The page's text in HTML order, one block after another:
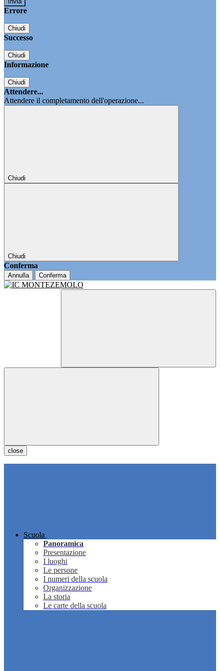
Errore
Chiudi
Successo
Chiudi
Informazione
Chiudi
Attendere...
Attendere il completamento dell'operazione...
Chiudi
Chiudi
Conferma
Annulla Conferma
close
Scuola
Panoramica
Presentazione
I luoghi
Le persone
I numeri della scuola
Organizzazione
La storia
Le carte della scuola